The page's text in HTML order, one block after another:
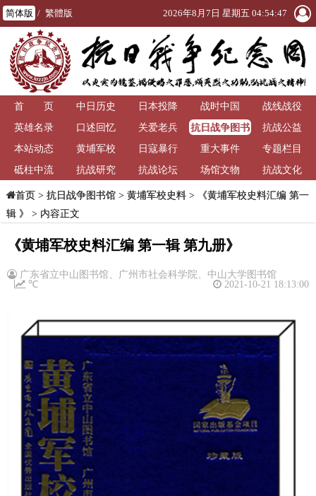
简体版 / 繁體版 2026年8月7日 星期五 04:54:47
首 页 中日历史 日本投降 战时中国
战线战役
英雄名录
口述回忆 关爱老兵
抗日战争图书
馆
抗战公益
本站动态
黄埔军校 日寇暴行 重大事件
专题栏目
砥柱中流
抗战研究 抗战论坛 场馆文物 抗战文化
首页> 抗日战争图书馆> 黄埔军校史料>
《黄埔军校史料汇编 第一
辑 》
> 内容正文
《黄埔军校史料汇编 第一辑 第九册》
广东省立中山图书馆、广州市社会科学院、中山大学图书馆
2021-10-21 18:13:00
℃